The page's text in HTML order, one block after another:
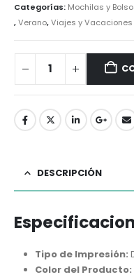
Categorías: Mochilas y
,Verano,Viajes y Vacaciones
DESCRIPCIÓN
Tipo de Impresión:
Color del Producto: